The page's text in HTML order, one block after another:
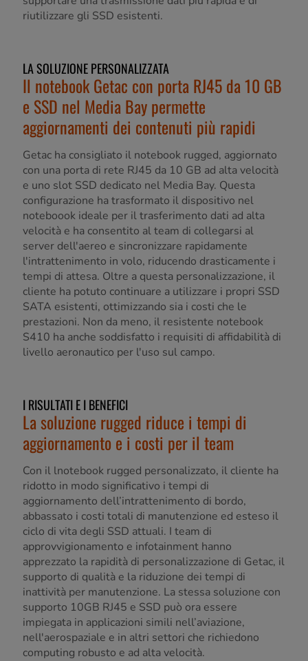
riutilizzare gli SSD esistenti.
LA SOLUZIONE PERSONALIZZATA
Il notebook Getac con porta RJ45 da 10 GB
e SSD nel Media Bay permette
aggiornamenti dei contenuti più rapidi
Getac ha consigliato il notebook rugged, aggiornato
con una porta di rete RJ45 da 10 GB ad alta velocità
e uno slot SSD dedicato nel Media Bay. Questa
configurazione ha trasformato il dispositivo nel
noteboook ideale per il trasferimento dati ad alta
velocità e ha consentito al team di collegarsi al
server dell'aereo e sincronizzare rapidamente
l'intrattenimento in volo, riducendo drasticamente i
tempi di attesa. Oltre a questa personalizzazione, il
cliente ha potuto continuare a utilizzare i propri SSD
SATA esistenti, ottimizzando sia i costi che le
prestazioni. Non da meno, il resistente notebook
S410 ha anche soddisfatto i requisiti di affidabilità di
livello aeronautico per l'uso sul campo.
I RISULTATI E I BENEFICI
La soluzione rugged riduce i tempi di
aggiornamento e i costi per il team
Con il lnotebook rugged personalizzato, il cliente ha
ridotto in modo significativo i tempi di
aggiornamento dell’intrattenimento di bordo,
abbassato i costi totali di manutenzione ed esteso il
ciclo di vita degli SSD attuali. I team di
approvvigionamento e infotainment hanno
apprezzato la rapidità di personalizzazione di Getac, il
supporto di qualità e la riduzione dei tempi di
inattività per manutenzione. La stessa soluzione con
supporto 10GB RJ45 e SSD può ora essere
impiegata in applicazioni simili nell’aviazione,
nell'aerospaziale e in altri settori che richiedono
computing robusto e ad alta velocità.